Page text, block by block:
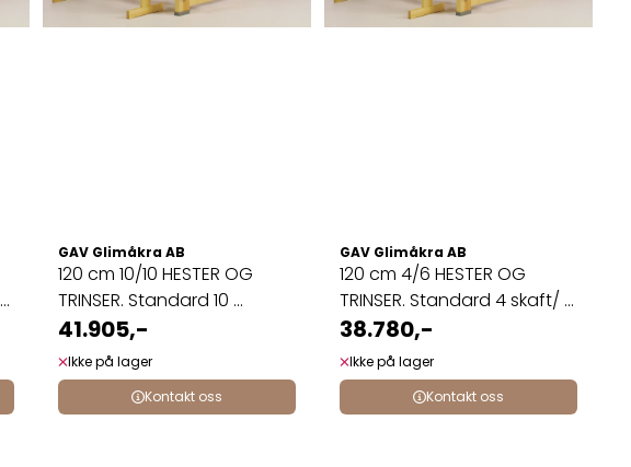
GAV Glimåkra AB
120 cm 10/10 HESTER OG
TRINSER. Standard 10 ...
41.905,-
Ikke på lager
Kontakt oss
GAV Glimåkra AB
120 cm 4/6 HESTER OG
TRINSER. Standard 4 skaft/ 6
...
38.780,-
Ikke på lager
Kontakt oss